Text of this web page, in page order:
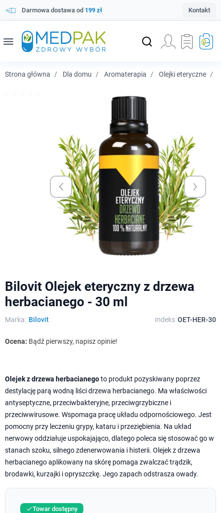
Darmowa dostawa od 199 zł Kontakt
menu
Strona główna Dla domu Aromaterapia Olejki eteryczne
Bilovit Olejek eteryczny z drzewa
herbacianego - 30 ml
Marka: Bilovit Indeks OET-HER-30
Ocena: Bądź pierwszy, napisz opinie!
Olejek z drzewa herbacianegoto produkt pozyskiwany poprzez
destylację parą wodną liści drzewa herbacianego. Ma właściwości
antyseptyczne, przeciwbakteryjne, przeciwgrzybiczne i
przeciwwirusowe. Wspomaga pracę układu odpornościowego. Jest
pomocny przy leczeniu grypy, kataru i przeziębienia. Na układ
nerwowy oddziałuje uspokajająco, dlatego poleca się stosować go w
stanach szoku, silnego zdenerwowania i histerii. Olejek z drzewa
herbacianego aplikowany na skórę pomaga zwalczać trądzik,
brodawki, kurzajki i opryszczkę. Jego zapach odstrasza owady.
Towar dostępny